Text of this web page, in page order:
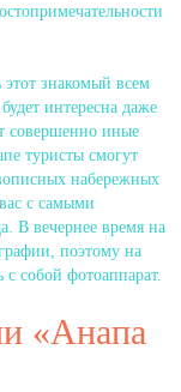
этот знакомый всем
интересна даже
совершенно иные
туристы смогут
набережных
с самыми
В вечернее время на
поэтому на
с собой фотоаппарат.
«Анапа